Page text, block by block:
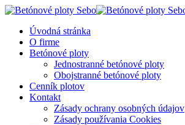
Úvodná stránka
O firme
Betónové ploty
Jednostranné betónové ploty
Obojstranné betónové ploty
Cenník plotov
Kontakt
Zásady ochrany osobných údajov
Zásady používania Cookies